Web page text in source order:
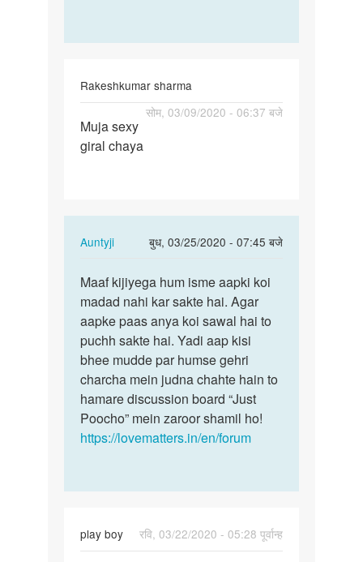
Rakeshkumar sharma
सोम, 03/09/2020 - 06:37 बजे
Muja
sexy
Muja sexy
giral chaya
Auntyji
बुध, 03/25/2020 - 07:45 बजे
In
to
Muja
sexy
giral
chaya
by
Rakeshkumar
sharma
Maaf
kijiyega
hum
isme
aapki…
Maaf kijiyega hum isme aapki koi
madad nahi kar sakte hai. Agar
aapke paas anya koi sawal hai to
puchh sakte hai. Yadi aap kisi
bhee mudde par humse gehri
charcha mein judna chahte hain to
hamare discussion board “Just
Poocho” mein zaroor shamil ho!
https://lovematters.in/en/forum
play boy
रवि, 03/22/2020 - 05:28 पूर्वान्ह